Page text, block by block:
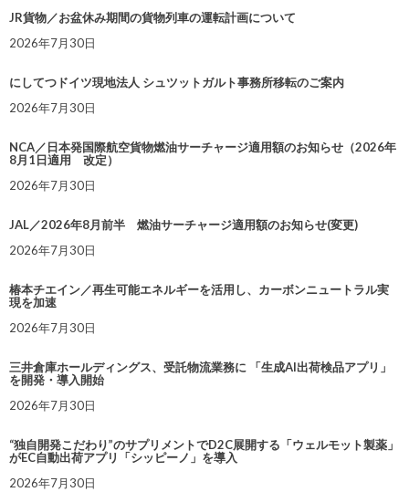
JR貨物／お盆休み期間の貨物列車の運転計画について
2026年7月30日
にしてつドイツ現地法人 シュツットガルト事務所移転のご案内
2026年7月30日
NCA／日本発国際航空貨物燃油サーチャージ適用額のお知らせ（2026年
8月1日適用 改定）
2026年7月30日
JAL／2026年8月前半 燃油サーチャージ適用額のお知らせ(変更)
2026年7月30日
椿本チエイン／再生可能エネルギーを活用し、カーボンニュートラル実
現を加速
2026年7月30日
三井倉庫ホールディングス、受託物流業務に 「生成AI出荷検品アプリ」
を開発・導入開始
2026年7月30日
“独自開発こだわり”のサプリメントでD2C展開する「ウェルモット製薬」
がEC自動出荷アプリ「シッピーノ」を導入
2026年7月30日